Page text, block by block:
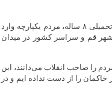
مسئول دبیرخانه شورای عالی حوزه‌های علمیه ادامه داد: در زمان جنگ تحمیلی ۸ ساله، مردم یکپارچه وارد
شهر قم و سراسر کشور در میدان
را صاحب انقلاب می‌دانند، این
با گذشت ۴۷ سال ما یک وجب از خاکمان را از دست نداده ایم و در